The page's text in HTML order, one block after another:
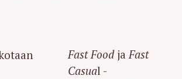
Fast FoodjaFast
Casual -